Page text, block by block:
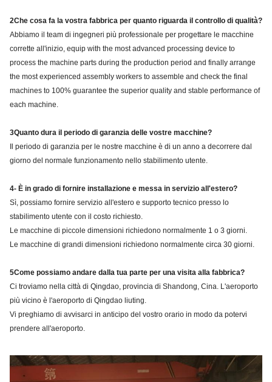
2Che cosa fa la vostra fabbrica per quanto riguarda il controllo di qualità?
Abbiamo il team di ingegneri più professionale per progettare le macchine
corrette all'inizio, equip with the most advanced processing device to
process the machine parts during the production period and finally arrange
the most experienced assembly workers to assemble and check the final
machines to 100% guarantee the superior quality and stable performance of
each machine.
3Quanto dura il periodo di garanzia delle vostre macchine?
Il periodo di garanzia per le nostre macchine è di un anno a decorrere dal
giorno del normale funzionamento nello stabilimento utente.
4- È in grado di fornire installazione e messa in servizio all'estero?
Sì, possiamo fornire servizio all'estero e supporto tecnico presso lo
stabilimento utente con il costo richiesto.
Le macchine di piccole dimensioni richiedono normalmente 1 o 3 giorni.
Le macchine di grandi dimensioni richiedono normalmente circa 30 giorni.
5Come possiamo andare dalla tua parte per una visita alla fabbrica?
Ci troviamo nella città di Qingdao, provincia di Shandong, Cina. L'aeroporto
più vicino è l'aeroporto di Qingdao liuting.
Vi preghiamo di avvisarci in anticipo del vostro orario in modo da potervi
prendere all'aeroporto.